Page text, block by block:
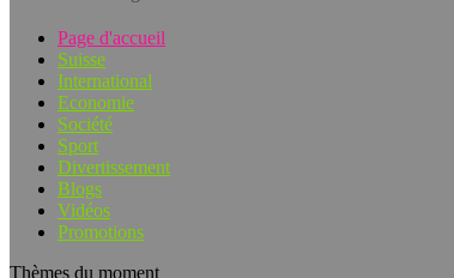
Page d'accueil
Suisse
International
Economie
Société
Sport
Divertissement
Blogs
Vidéos
Promotions
Thèmes du moment